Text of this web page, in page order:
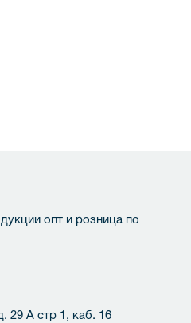
опт и розница по
29 А стр 1, каб. 16